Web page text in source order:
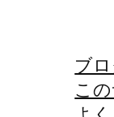
ブ
こ